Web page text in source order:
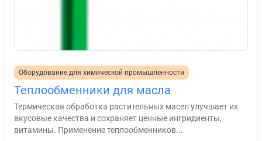
Оборудование для химической промышленности
Теплообменники для масла
Термическая обработка растительных масел улучшает их
вкусовые качества и сохраняет ценные ингридиенты,
витамины. Применение теплообменников...